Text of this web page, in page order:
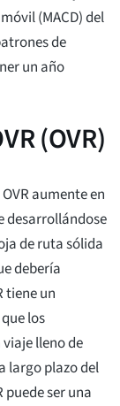
(MACD) del
de
un año
(OVR)
aumente en
desarrollándose
de ruta sólida
debería
tiene un
los
lleno de
largo plazo del
ser una